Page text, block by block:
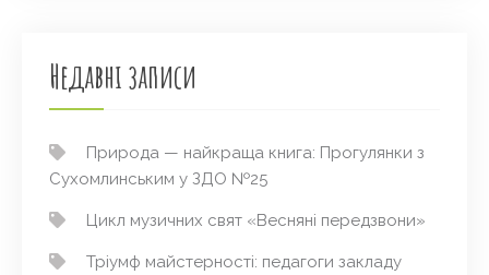
Недавні записи
Природа — найкраща книга: Прогулянки з
Сухомлинським у ЗДО №25
Цикл музичних свят «Весняні передзвони»
Тріумф майстерності: педагоги закладу